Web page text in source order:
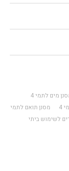
מים לתמי 4
4
מסנן תואם לתמי
לשימוש ביתי